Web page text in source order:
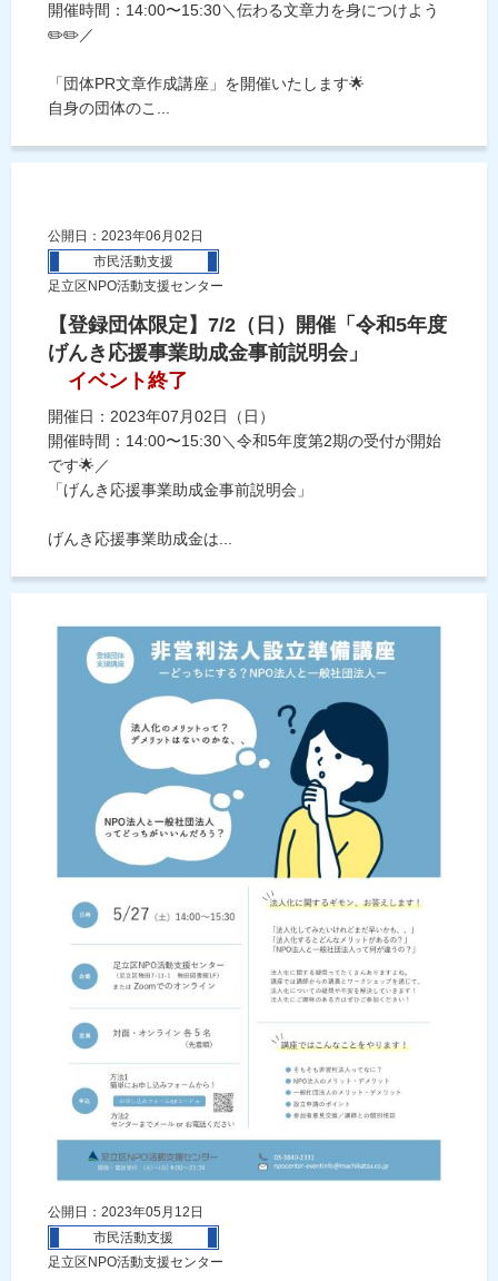
開催時間：14:00〜15:30＼伝わる文章力を身につけよう
✏️✏️／
「団体PR文章作成講座」を開催いたします🌟
自身の団体のこ...
公開日：2023年06月02日
市民活動支援
足立区NPO活動支援センター
【登録団体限定】7/2（日）開催「令和5年度
げんき応援事業助成金事前説明会」
イベント終了
開催日：2023年07月02日（日）
開催時間：14:00〜15:30＼令和5年度第2期の受付が開始
です🌟／
「げんき応援事業助成金事前説明会」
げんき応援事業助成金は...
公開日：2023年05月12日
市民活動支援
足立区NPO活動支援センター